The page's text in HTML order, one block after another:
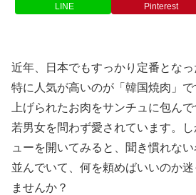
LINE Pinterest
近年、日本でもすっかり定番となっ
特に人気が高いのが「韓国焼肉」
上げられたお肉をサンチュに包ん
若男女を問わず愛されています。
ューを開いてみると、聞き慣れな
並んでいて、何を頼めばいいのか
ませんか？